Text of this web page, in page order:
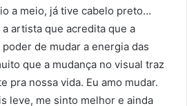
a meio, já tive cabelo preto…
a artista que acredita que a
de mudar a energia das
que a mudança no visual traz
pra nossa vida. Eu amo mudar.
leve, me sinto melhor e ainda